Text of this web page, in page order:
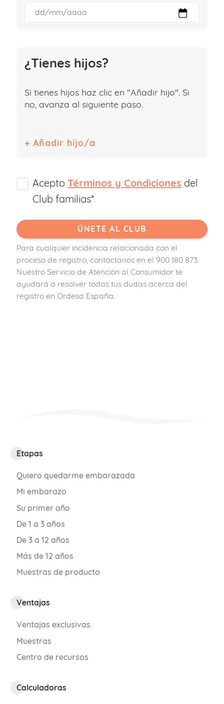
¿Tienes hijos?
Si tienes hijos haz clic en "Añadir hijo". Si
no, avanza al siguiente paso.
Acepto Términos y Condiciones del
Club familias*
Para cualquier incidencia relacionada con el
proceso de registro, contáctanos en el 900 180 873.
Nuestro Servicio de Atención al Consumidor te
ayudará a resolver todas tus dudas acerca del
registro en Ordesa España.
Etapas
Quiero quedarme embarazada
Mi embarazo
Su primer año
De 1 a 3 años
De 3 a 12 años
Más de 12 años
Muestras de producto
Ventajas
Ventajas exclusivas
Muestras
Centro de recursos
Calculadoras